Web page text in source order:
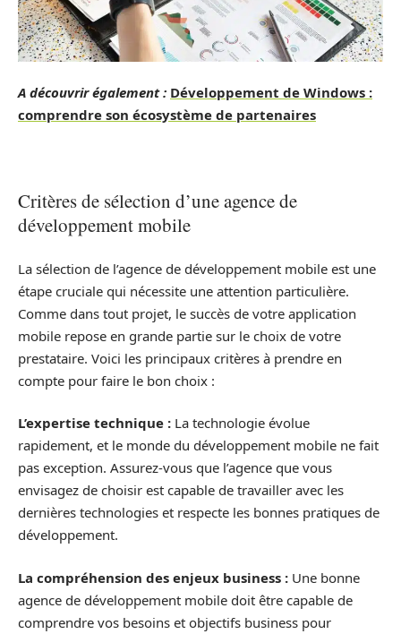
A découvrir également : Développement de Windows :
comprendre son écosystème de partenaires
Critères de sélection d’une agence de
développement mobile
La sélection de l’agence de développement mobile est une
étape cruciale qui nécessite une attention particulière.
Comme dans tout projet, le succès de votre application
mobile repose en grande partie sur le choix de votre
prestataire. Voici les principaux critères à prendre en
compte pour faire le bon choix :
L’expertise technique : La technologie évolue
rapidement, et le monde du développement mobile ne fait
pas exception. Assurez-vous que l’agence que vous
envisagez de choisir est capable de travailler avec les
dernières technologies et respecte les bonnes pratiques de
développement.
La compréhension des enjeux business : Une bonne
agence de développement mobile doit être capable de
comprendre vos besoins et objectifs business pour